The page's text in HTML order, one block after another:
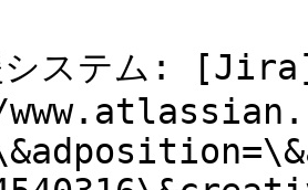
システム: